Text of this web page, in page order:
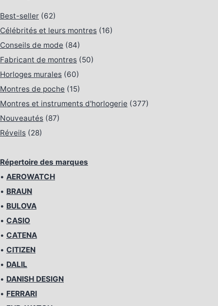
Best-seller (62)
Célébrités et leurs montres (16)
Conseils de mode (84)
Fabricant de montres (50)
Horloges murales (60)
Montres de poche (15)
Montres et instruments d'horlogerie (377)
Nouveautés (87)
Réveils (28)
Répertoire des marques
• AEROWATCH
• BRAUN
• BULOVA
• CASIO
• CATENA
• CITIZEN
• DALIL
• DANISH DESIGN
• FERRARI